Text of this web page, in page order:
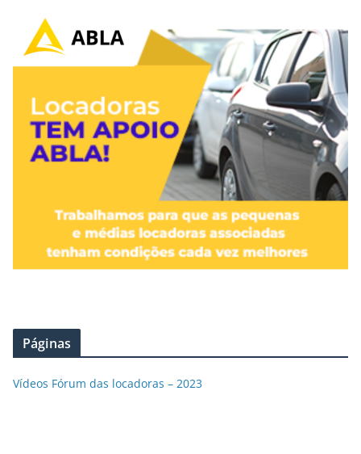
Páginas
Vídeos Fórum das locadoras – 2023